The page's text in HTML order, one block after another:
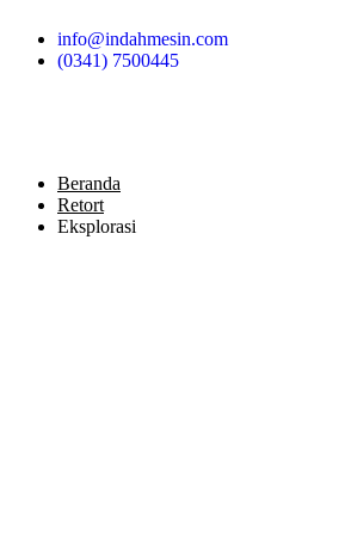
content
info@indahmesin.com
(0341) 7500445
Beranda
Retort
Eksplorasi